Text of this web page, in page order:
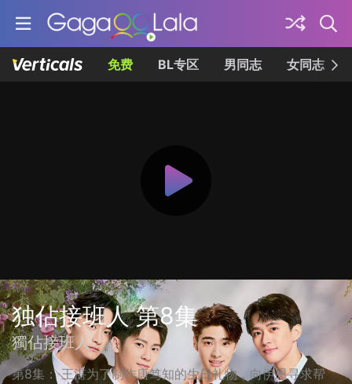
免费 BL专区 男同志 女同志
独佔接班人 第8集
獨佔接班人
第8集： 王湛为了制作唐笃知的生日礼物，向伊恩寻求帮